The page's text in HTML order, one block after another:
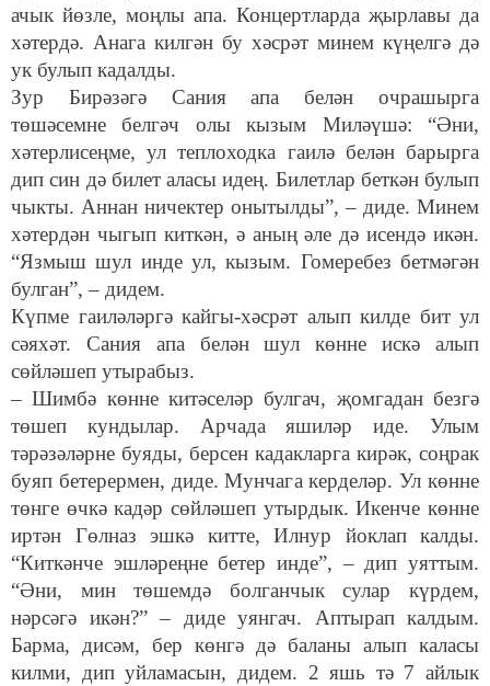
ачык йөзле, моңлы апа. Концертларда җырлавы да
хәтердә. Анага килгән бу хәсрәт минем күңелгә дә
ук булып кадалды.
Зур Бирәзәгә Сания апа белән очрашырга
төшәсемне белгәч олы кызым Миләүшә: “Әни,
хәтерлисеңме, ул теплоходка гаилә белән барырга
дип син дә билет аласы идең. Билетлар беткән булып
чыкты. Аннан ничектер онытылды”, – диде. Минем
хәтердән чыгып киткән, ә аның әле дә исендә икән.
“Язмыш шул инде ул, кызым. Гомеребез бетмәгән
булган”, – дидем.
Күпме гаиләләргә кайгы-хәсрәт алып килде бит ул
сәяхәт. Сания апа белән шул көнне искә алып
сөйләшеп утырабыз.
– Шимбә көнне китәселәр булгач, җомгадан безгә
төшеп кундылар. Арчада яшиләр иде. Улым
тәрәзәләрне буяды, берсен кадакларга кирәк, соңрак
буяп бетерермен, диде. Мунчага керделәр. Ул көнне
төнге өчкә кадәр сөйләшеп утырдык. Икенче көнне
иртән Гөлназ эшкә китте, Илнур йоклап калды.
“Киткәнче эшләреңне бетер инде”, – дип уяттым.
“Әни, мин төшемдә болганчык сулар күрдем,
нәрсәгә икән?” – диде уянгач. Аптырап калдым.
Барма, дисәм, бер көнгә дә баланы алып каласы
килми, дип уйламасын, дидем. 2 яшь тә 7 айлык